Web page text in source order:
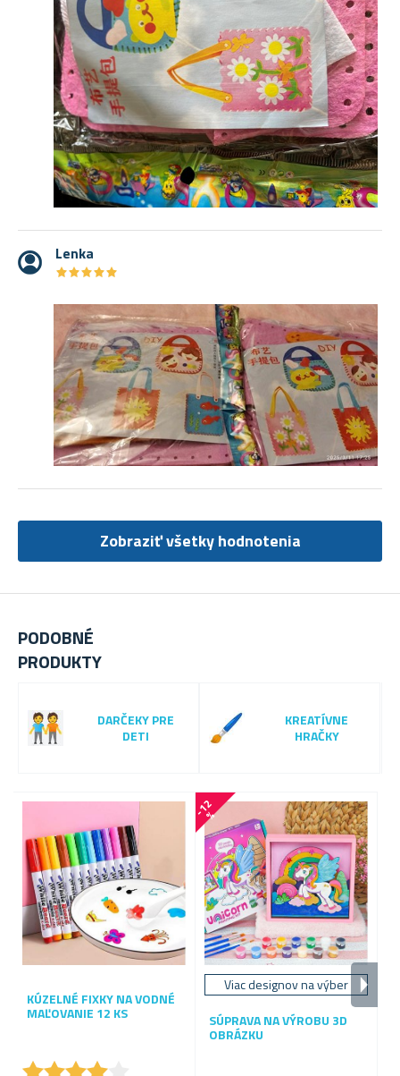
PODOBNÉ
PRODUKTY
DARČEKY PRE
DETI
KREATÍVNE
HRAČKY
KÚZELNÉ FIXKY NA VODNÉ
MAĽOVANIE 12 KS
-
1
2
%
Viac designov na výber
SÚPRAVA NA VÝROBU 3D
OBRÁZKU
Lenka
★★★★★
★★★★★
Zobraziť všetky hodnotenia